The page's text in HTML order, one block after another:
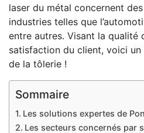
laser du métal concernent
industries telles que
entre autres. Visant la qualité
satisfaction du client, voici
de la tôlerie !
Sommaire
Les solutions expertes de
Les secteurs concernés par